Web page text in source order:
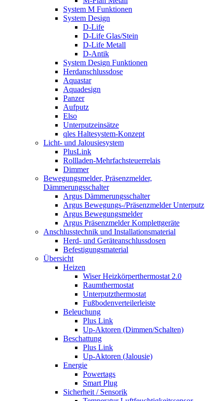
System M Funktionen
System Design
D-Life
D-Life Glas/Stein
D-Life Metall
D-Antik
System Design Funktionen
Herdanschlussdose
Aquastar
Aquadesign
Panzer
Aufputz
Elso
Unterputzeinsätze
qles Haltesystem-Konzept
Licht- und Jalousiesystem
PlusLink
Rollladen-Mehrfachsteuerrelais
Dimmer
Bewegungsmelder, Präsenzmelder,
Dämmerungsschalter
Argus Dämmerungsschalter
Argus Bewegungs-/Präsenzmelder Unterputz
Argus Bewegungsmelder
Argus Präsenzmelder Komplettgeräte
Anschlusstechnik und Installationsmaterial
Herd- und Geräteanschlussdosen
Befestigungsmaterial
Übersicht
Heizen
Wiser Heizkörperthermostat 2.0
Raumthermostat
Unterputzthermostat
Fußbodenverteilerleiste
Beleuchung
Plus Link
Up-Aktoren (Dimmen/Schalten)
Beschattung
Plus Link
Up-Aktoren (Jalousie)
Energie
Powertags
Smart Plug
Sicherheit / Sensorik